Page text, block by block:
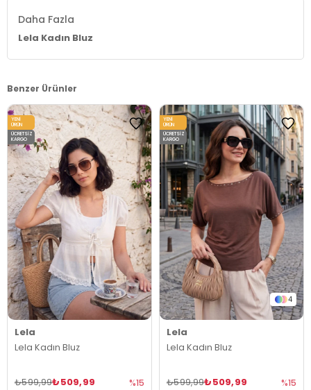
Daha Fazla
Lela Kadın Bluz
Benzer Ürünler
Lela
Lela Kadın Bluz
₺509,99
₺599,99 %15
YENI
ÜRÜN
ÜCRETSIZ
KARGO
4
Lela
Lela Kadın Bluz
₺509,99
₺599,99 %15
YENI
ÜRÜN
ÜCRETSIZ
KARGO